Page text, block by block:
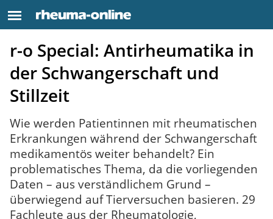
r-o Special: Antirheumatika in
der Schwangerschaft und
Stillzeit
Wie werden Patientinnen mit rheumatischen
Erkrankungen während der Schwangerschaft
medikamentös weiter behandelt? Ein
problematisches Thema, da die vorliegenden
Daten – aus verständlichem Grund –
überwiegend auf Tierversuchen basieren. 29
Fachleute aus der Rheumatologie,